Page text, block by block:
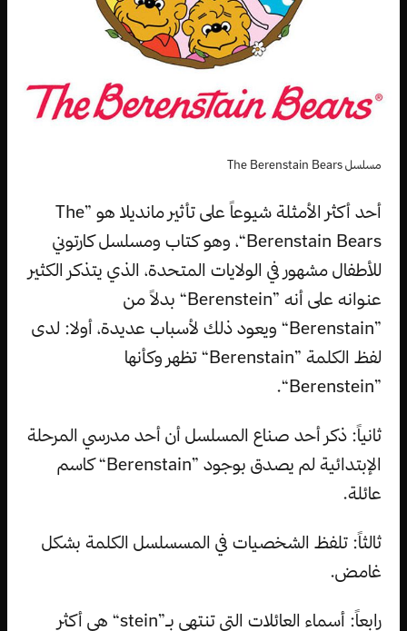
مسلسل The Berenstain Bears
أحد أكثر الأمثلة شيوعاً على تأثير مانديلا هو ”The
Berenstain Bears“، وهو كتاب ومسلسل كارتوني
للأطفال مشهور في الولايات المتحدة، الذي يتذكر الكثير
عنوانه على أنه ”Berenstein“ بدلاً من
”Berenstain“ ويعود ذلك لأسباب عديدة، أولا: لدى
لفظ الكلمة ”Berenstain“ تظهر وكأنها
”Berenstein“.
ثانياً: ذكر أحد صناع المسلسل أن أحد مدرسي المرحلة
الإبتدائية لم يصدق بوجود ”Berenstain“ كاسم
عائلة.
ثالثاً: تلفظ الشخصيات في المسسلسل الكلمة بشكل
غامض.
رابعاً: أسماء العائلات التي تنتهي بـ”stein“ هي أكثر